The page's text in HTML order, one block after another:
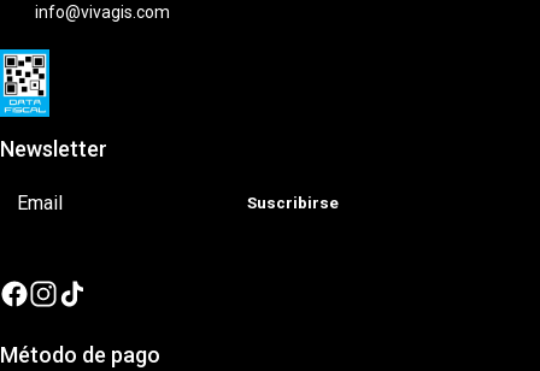
info@vivagis.com
Newsletter
Suscribirse
Método de pago